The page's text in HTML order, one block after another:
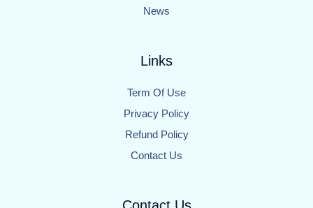
News
Links
Term Of Use
Privacy Policy
Refund Policy
Contact Us